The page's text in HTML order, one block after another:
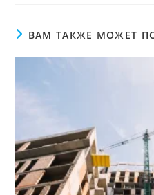
ВАМ ТАКЖЕ МОЖЕТ